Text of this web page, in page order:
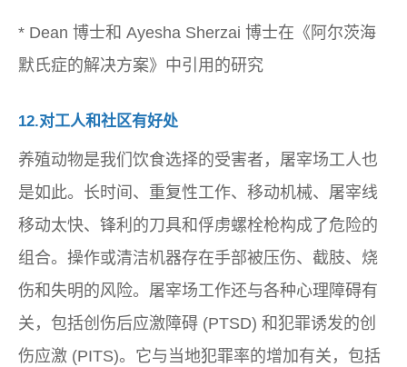
* Dean 博士和 Ayesha Sherzai 博士在《阿尔茨海
默氏症的解决方案》中引用的研究
12.对工人和社区有好处
养殖动物是我们饮食选择的受害者，屠宰场工人也
是如此。长时间、重复性工作、移动机械、屠宰线
移动太快、锋利的刀具和俘虏螺栓枪构成了危险的
组合。操作或清洁机器存在手部被压伤、截肢、烧
伤和失明的风险。屠宰场工作还与各种心理障碍有
关，包括创伤后应激障碍 (PTSD) 和犯罪诱发的创
伤应激 (PITS)。它与当地犯罪率的增加有关，包括